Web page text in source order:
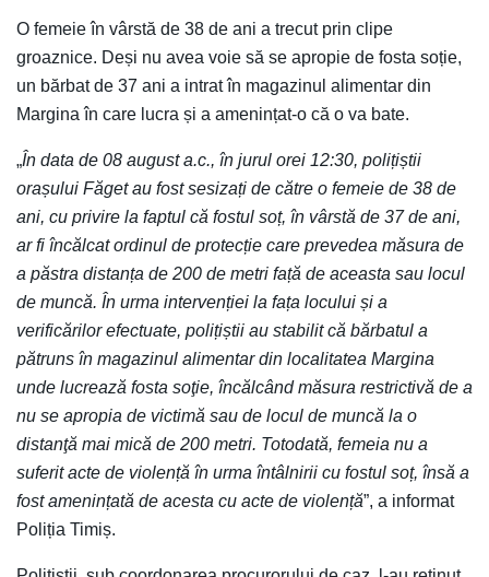
O femeie în vârstă de 38 de ani a trecut prin clipe
groaznice. Deși nu avea voie să se apropie de fosta soție,
un bărbat de 37 ani a intrat în magazinul alimentar din
Margina în care lucra și a amenințat-o că o va bate.
„În data de 08 august a.c., în jurul orei 12:30, polițiștii
orașului Făget au fost sesizați de către o femeie de 38 de
ani, cu privire la faptul că fostul soț, în vârstă de 37 de ani,
ar fi încălcat ordinul de protecție care prevedea măsura de
a păstra distanța de 200 de metri față de aceasta sau locul
de muncă. În urma intervenției la fața locului și a
verificărilor efectuate, polițiștii au stabilit că bărbatul a
pătruns în magazinul alimentar din localitatea Margina
unde lucrează fosta soţie, încălcând măsura restrictivă de a
nu se apropia de victimă sau de locul de muncă la o
distanţă mai mică de 200 metri. Totodată, femeia nu a
suferit acte de violență în urma întâlnirii cu fostul soț, însă a
fost amenințată de acesta cu acte de violență”, a informat
Poliția Timiș.